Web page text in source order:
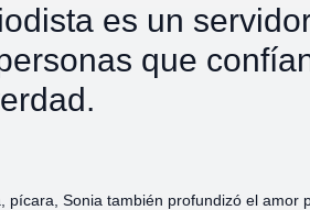
es un
que
pícara, Sonia también profundizó el